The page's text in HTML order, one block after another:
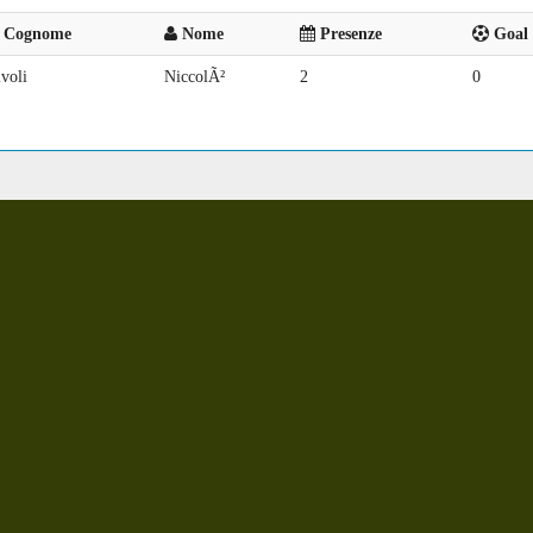
Cognome Nome Presenze
NiccolÃ² 2 0